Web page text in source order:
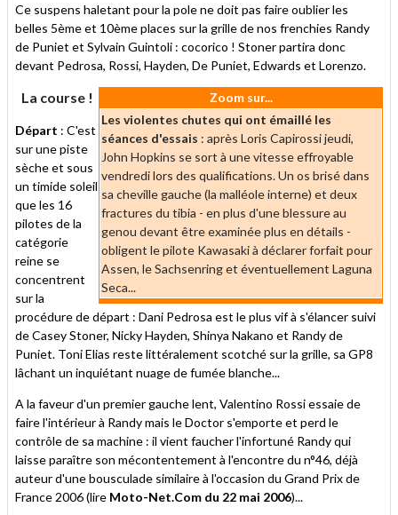
Ce suspens haletant pour la pole ne doit pas faire oublier les
belles 5ème et 10ème places sur la grille de nos frenchies Randy
de Puniet et Sylvain Guintoli : cocorico ! Stoner partira donc
devant Pedrosa, Rossi, Hayden, De Puniet, Edwards et Lorenzo.
Zoom sur...
Les violentes chutes qui ont émaillé les
séances d'essais : après Loris Capirossi jeudi,
John Hopkins se sort à une vitesse effroyable
vendredi lors des qualifications. Un os brisé dans
sa cheville gauche (la malléole interne) et deux
fractures du tibia - en plus d'une blessure au
genou devant être examinée plus en détails -
obligent le pilote Kawasaki à déclarer forfait pour
Assen, le Sachsenring et éventuellement Laguna
Seca...
La course !
Départ : C'est
sur une piste
sèche et sous
un timide soleil
que les 16
pilotes de la
catégorie
reine se
concentrent
sur la
procédure de départ : Dani Pedrosa est le plus vif à s'élancer suivi
de Casey Stoner, Nicky Hayden, Shinya Nakano et Randy de
Puniet. Toni Elias reste littéralement scotché sur la grille, sa GP8
lâchant un inquiétant nuage de fumée blanche...
A la faveur d'un premier gauche lent, Valentino Rossi essaie de
faire l'intérieur à Randy mais le Doctor s'emporte et perd le
contrôle de sa machine : il vient faucher l'infortuné Randy qui
laisse paraître son mécontentement à l'encontre du n°46, déjà
auteur d'une bousculade similaire à l'occasion du Grand Prix de
France 2006 (lire Moto-Net.Com du 22 mai 2006)...